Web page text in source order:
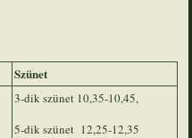
Szünet
3-dik szünet 10,35-10,45,
5-dik szünet 12,25-12,35